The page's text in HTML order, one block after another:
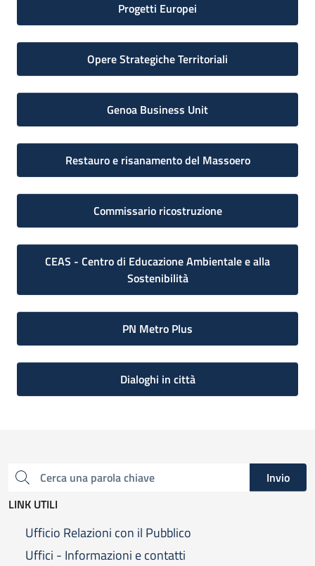
Progetti Europei
Opere Strategiche Territoriali
Genoa Business Unit
Restauro e risanamento del Massoero
Commissario ricostruzione
CEAS - Centro di Educazione Ambientale e alla
Sostenibilità
PN Metro Plus
Dialoghi in città
Cerca una parola chiave
Invio
LINK UTILI
Ufficio Relazioni con il Pubblico
Uffici - Informazioni e contatti